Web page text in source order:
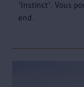
'Instinct'. Vous
end.